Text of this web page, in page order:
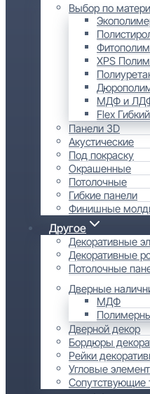
Выбор по
XPS
МДФ и
Flex
Панели 3D
Акустические
Под покраску
Окрашенные
Потолочные
Гибкие панели
Финишные
Другое
Декоративные
Декоративные
Потолочные
Дверные
МДФ
Дверной декор
Бордюры
Рейки
Угловые
Сопутствующие